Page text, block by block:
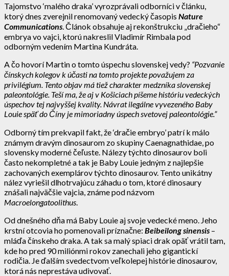
Tajomstvo ‘malého draka’ vyrozprávali odborníci v článku,
ktorý dnes zverejnil renomovaný vedecký časopis Nature
Communications . Článok obsahuje aj rekonštrukciu „dračieho“
embrya vo vajci, ktorú nakreslil Vladimír Rimbala pod
odborným vedením Martina Kundráta.
A čo hovorí Martin o tomto úspechu slovenskej vedy? “Pozvanie
čínskych kolegov k účasti na tomto projekte považujem za
privilégium. Tento objav má tiež charakter medzníka slovenskej
paleontológie. Teší ma, že aj v Košiciach píšeme históriu vedeckých
úspechov tej najvyššej kvality. Návrat ilegálne vyvezeného Baby
Louie späť do Číny je mimoriadny úspech svetovej paleontológie.”
Odborný tím prekvapil fakt, že ‘dračie embryo’ patrí k málo
známym dravým dinosaurom zo skupiny Caenagnathidae, po
slovensky moderné čeľuste. Nálezy týchto dinosaurov boli
často nekompletné a tak je Baby Louie jedným z najlepšie
zachovaných exemplárov týchto dinosaurov. Tento unikátny
nález vyriešil dlhotrvajúcu záhadu o tom, ktoré dinosaury
znášali najväčšie vajcia, známe pod názvom
Macroelongatoolithus
Od dnešného dňa má Baby Louie aj svoje vedecké meno. Jeho
krstní otcovia ho pomenovali príznačne: Beibeilong sinensis –
mláďa čínskeho draka. A tak sa malý spiaci drak opäť vrátil tam,
kde ho pred 90 miliónmi rokov zanechali jeho gigantickí
rodičia. Je ďalším svedectvom veľkolepej histórie dinosaurov,
ktorá nás neprestáva udivovať.